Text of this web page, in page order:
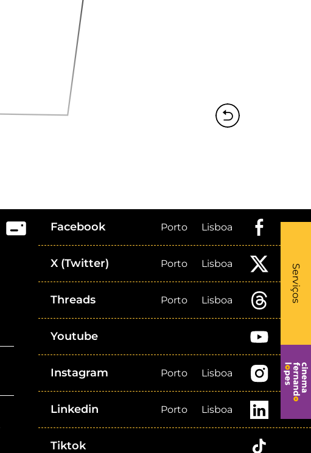
Serviços
-
Facebook Porto Lisboa
X (Twitter) Porto Lisboa
Threads Porto Lisboa
Youtube
Instagram Porto Lisboa
Linkedin Porto Lisboa
Tiktok